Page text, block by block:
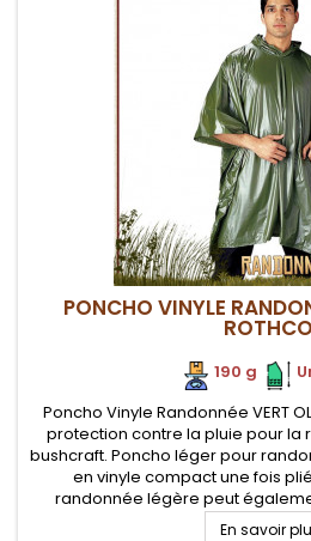
PONCHO VINYLE
ROTHCO
190 g
Poncho Vinyle Randonnée VERT
protection contre la pluie pour la
bushcraft. Poncho léger pour
en vinyle compact une fois
randonnée légère peut
protection ou de tapis de sol
En savoir